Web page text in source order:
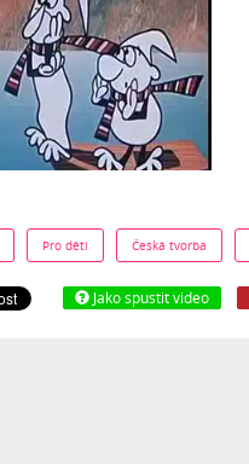
Pro děti Česká tvorba
Jako spustit video